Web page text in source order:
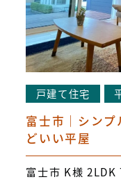
戸建て住宅
富士市｜シンプ
どいい平屋
富士市 K様